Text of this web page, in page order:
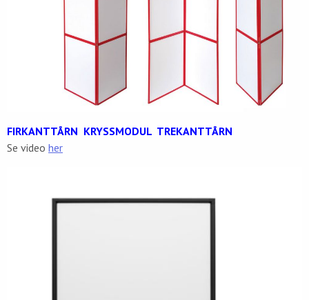
FIRKANTTÅRN KRYSSMODUL TREKANTTÅRN
Se video her